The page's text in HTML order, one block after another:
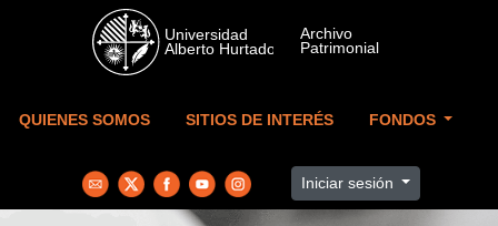
Skip to main content
QUIENES SOMOS SITIOS DE INTERÉS FONDOS
Iniciar sesión